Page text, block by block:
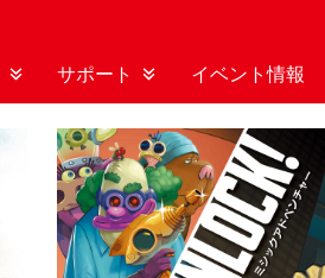
サポート イベント情報